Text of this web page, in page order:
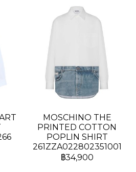
MOSCHINO THE
PRINTED COTTON
POPLIN SHIRT
261ZZA022802351001
฿34,900